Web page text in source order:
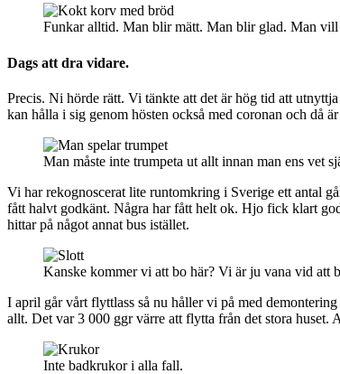
Funkar alltid. Man blir mätt. Man blir glad. Man vill
Dags att dra vidare.
Precis. Ni hörde rätt. Vi tänkte att det är hög tid att
kan hålla i sig genom hösten också med coronan och då
Man måste inte trumpeta ut allt innan man ens vet
Vi har rekognoscerat lite runtomkring i Sverige ett antal
fått halvt godkänt. Några har fått helt ok. Hjo fick klart
hittar på något annat bus istället.
Kanske kommer vi att bo här? Vi är ju vana vid att
I april går vårt flyttlass så nu håller vi på med
allt. Det var 3 000 ggr värre att flytta från det stora
Inte badkrukor i alla fall.